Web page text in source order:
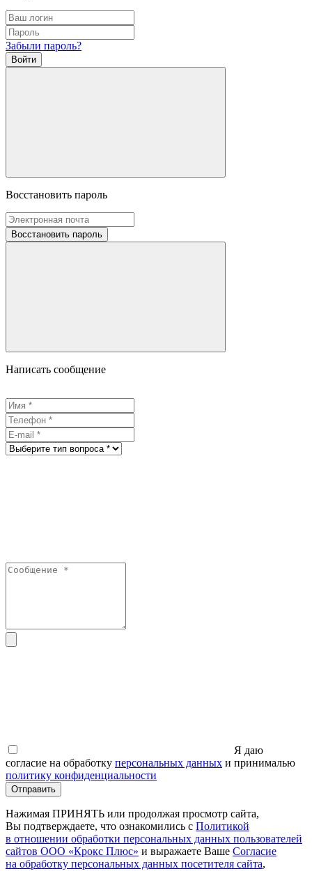
Забыли пароль?
Войти
Восстановить пароль
Восстановить пароль
Написать сообщение
Я даю
согласие на обработку персональных данных и принималью
политику конфиденциальности
Отправить
Нажимая ПРИНЯТЬ или продолжая просмотр сайта,
Вы подтверждаете, что ознакомились с Политикой
в отношении обработки персональных данных пользователей
сайтов ООО «Крокс Плюс» и выражаете Ваше Согласие
на обработку персональных данных посетителя сайта,